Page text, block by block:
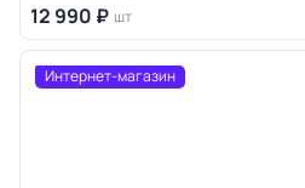
12 990 ₽ шт
Интернет-магазин